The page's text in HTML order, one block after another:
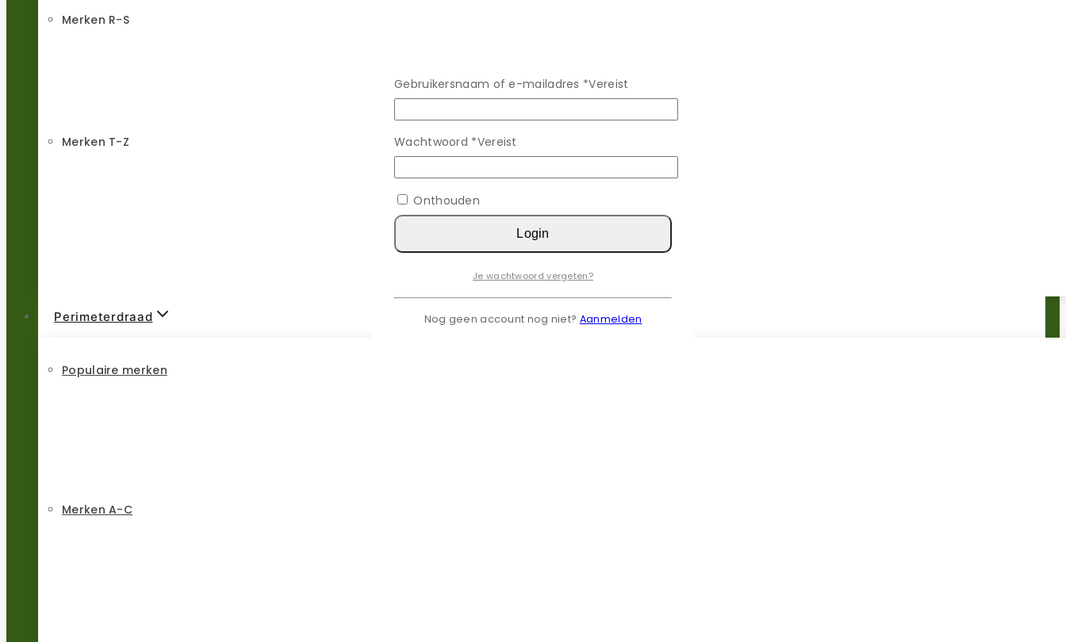
Merken R-S
Merken T-Z
Perimeterdraad
Populaire merken
Merken A-C
Gebruikersnaam of e-mailadres *Vereist
Wachtwoord *Vereist
Onthouden
Login
Je wachtwoord vergeten?
Nog geen account nog niet? Aanmelden